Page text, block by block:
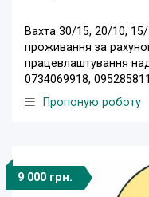
Вахта 30/15, 20/10,
проживання за
працевлаштування
0734069918,
Пропоную роботу
9 000 грн.